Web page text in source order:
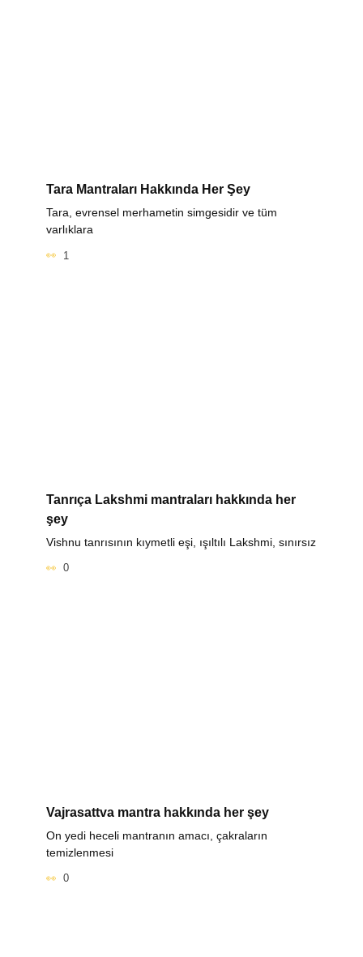
Tara Mantraları Hakkında Her Şey
Tara, evrensel merhametin simgesidir ve tüm
varlıklara
1
Tanrıça Lakshmi mantraları hakkında her
şey
Vishnu tanrısının kıymetli eşi, ışıltılı Lakshmi, sınırsız
0
Vajrasattva mantra hakkında her şey
On yedi heceli mantranın amacı, çakraların
temizlenmesi
0